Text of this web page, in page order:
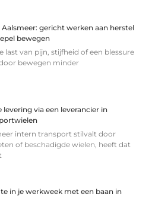
Aalsmeer: gericht werken aan herstel
bewegen
last van pijn, stijfheid of een blessure
bewegen minder
levering via een leverancier in
intern transport stilvalt door
of beschadigde wielen, heeft dat
in je werkweek met een baan in